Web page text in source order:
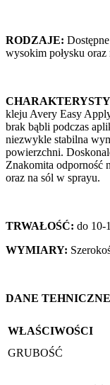
RODZAJE:
wysokim połysku oraz
kleju Avery Easy
brak bąbli podczas
niezwykle stabilna
powierzchni.
Znakomita odporność
oraz na sól w sprayu.
TRWAŁOŚĆ: do 10-
WYMIARY:
DANE
WŁAŚCIWOŚCI
GRUBOŚĆ